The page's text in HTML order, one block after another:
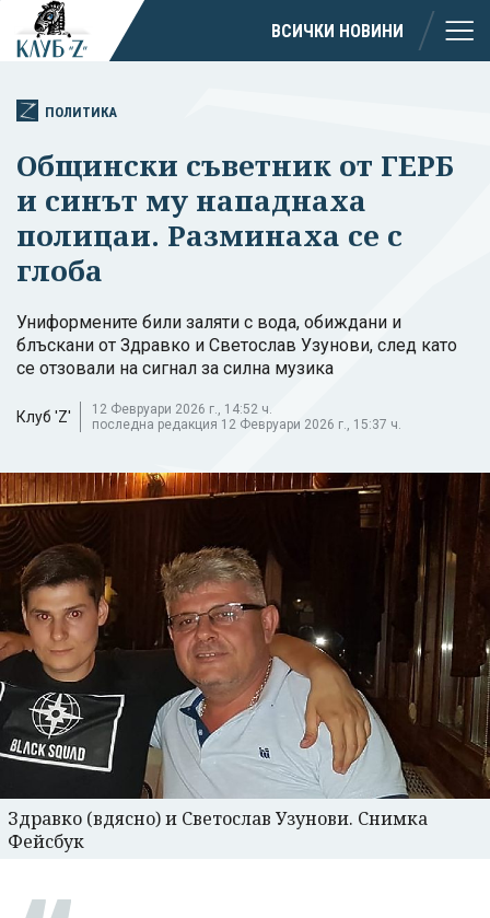
ВСИЧКИ НОВИНИ
ПОЛИТИКА
Общински съветник от ГЕРБ
и синът му нападнаха
полицаи. Разминаха се с
глоба
Униформените били заляти с вода, обиждани и
блъскани от Здравко и Светослав Узунови, след като
се отзовали на сигнал за силна музика
Клуб 'Z'
12 Февруари 2026 г., 14:52 ч.
последна редакция 12 Февруари 2026 г., 15:37 ч.
Здравко (вдясно) и Светослав Узунови. Снимка
Фейсбук